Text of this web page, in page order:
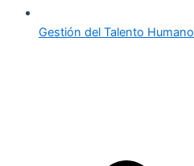
Gestión del Talento Humano